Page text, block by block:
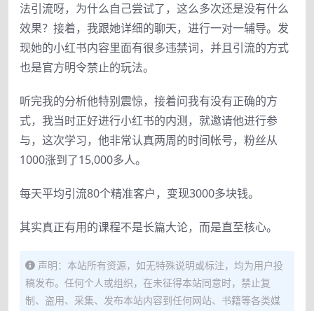
法引流呀，为什么自己尝试了，这么多次还是没有什么
效果？接着，我跟她详细的聊天，进行一对一辅导。发
现她的小红书内容里面有很多违禁词，并且引流的方式
也是官方明令禁止的玩法。
听完我的分析他特别震惊，接着问我有没有正确的方
式，我当时正好进行小红书的内测，就邀请他进行参
与，这次学习，他非常认真两周的时间帐号，粉丝从
1000涨到了15,000多人。
每天平均引流80个精准客户，变现3000多块钱。
其实真正有用的课程不是长篇大论，而是直至核心。
声明：本站所有资源，如无特殊说明或标注，均为用户投
稿发布。任何个人或组织，在未征得本站同意时，禁止复
制、盗用、采集、发布本站内容到任何网站、书籍等各类媒